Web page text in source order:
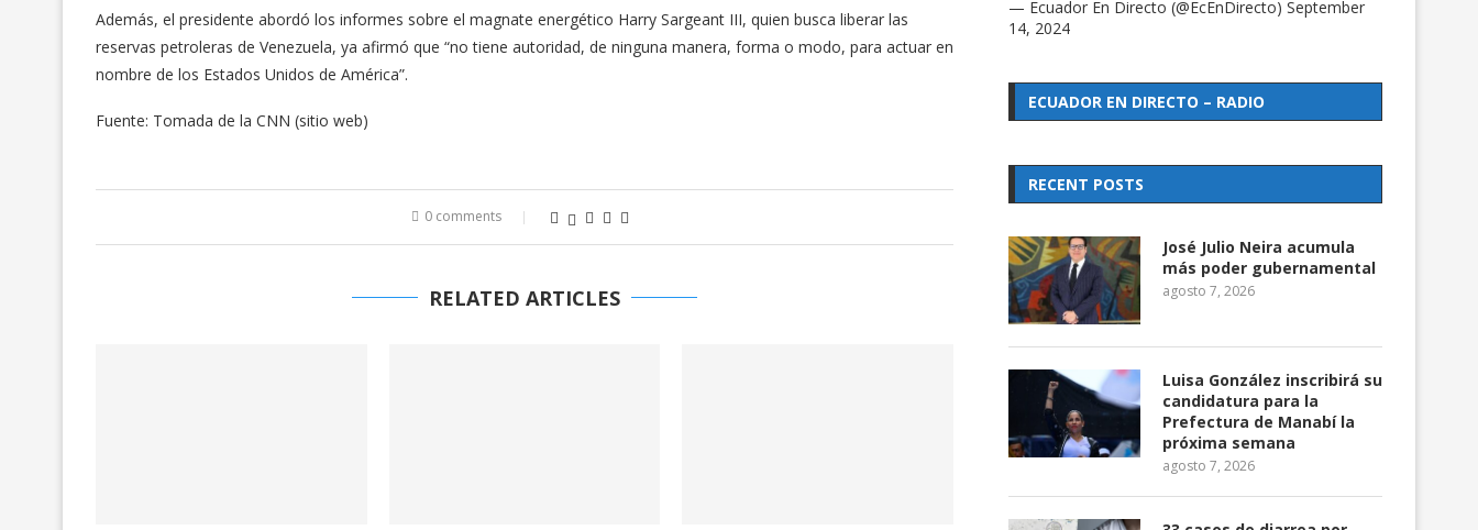
Además, el presidente abordó los informes sobre el magnate energético Harry Sargeant III, quien busca liberar las
reservas petroleras de Venezuela, ya afirmó que “no tiene autoridad, de ninguna manera, forma o modo, para actuar en
nombre de los Estados Unidos de América”.
Fuente: Tomada de la CNN (sitio web)
0 comments
RELATED ARTICLES
— Ecuador En Directo (@EcEnDirecto) September
14, 2024
ECUADOR EN DIRECTO – RADIO
RECENT POSTS
José Julio Neira acumula
más poder gubernamental
agosto 7, 2026
Luisa González inscribirá su
candidatura para la
Prefectura de Manabí la
próxima semana
agosto 7, 2026